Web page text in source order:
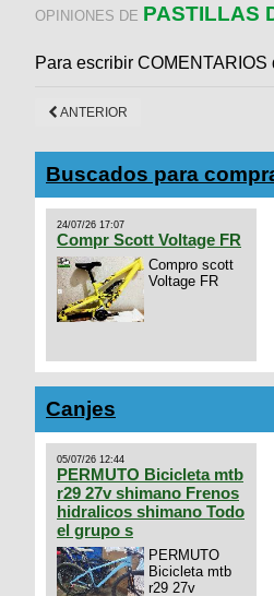
OPINIONES DE PASTILLAS
Para escribir COMENTARIOS
ANTERIOR
Buscados para
24/07/26 17:07
Compr Scott Voltage FR
Compro scott
Voltage FR
Canjes
05/07/26 12:44
PERMUTO Bicicleta mtb
r29 27v shimano Frenos
hidralicos shimano Todo
el grupo s
PERMUTO
Bicicleta mtb
r29 27v